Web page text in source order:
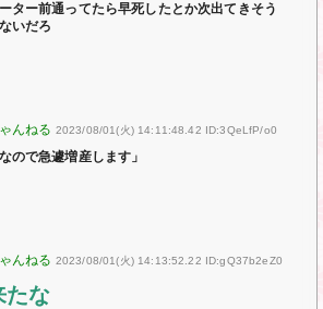
ター前通ってたら早死したとか次出てきそう
いだろ
2023/08/01(火) 14:11:48.42 ID:3QeLfP/o0
ので急遽増産します」
2023/08/01(火) 14:13:52.22 ID:gQ37b2eZ0
たな